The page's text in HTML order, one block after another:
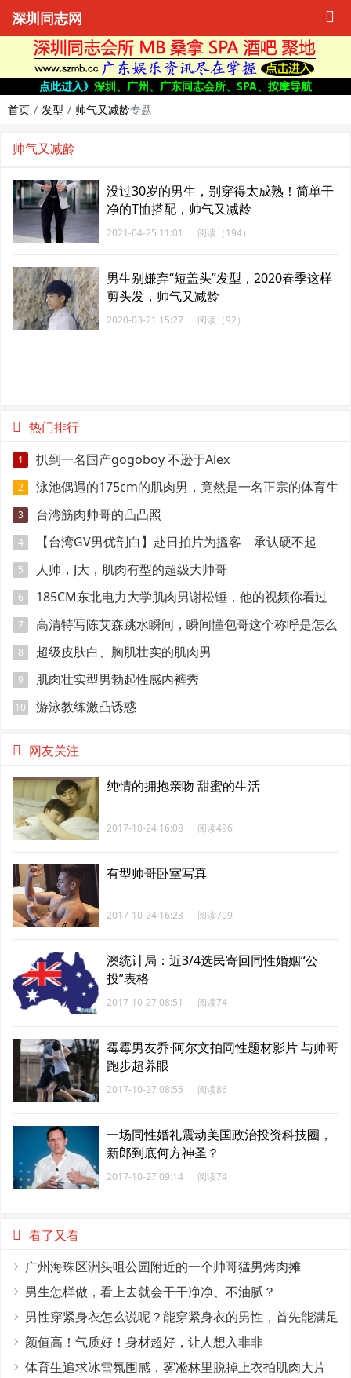
深圳同志网
点此进入》 深圳、广州、广东同志会所、SPA、按摩导航
首页
发型 帅气又减龄专题
帅气又减龄
没过30岁的男生，别穿得太成熟！简单干
净的T恤搭配，帅气又减龄
2021-04-25 11:01 阅读（194）
男生别嫌弃“短盖头”发型，2020春季这样
剪头发，帅气又减龄
2020-03-21 15:27 阅读（92）
热门排行
1 扒到一名国产gogoboy 不逊于Alex
2 泳池偶遇的175cm的肌肉男，竟然是一名正宗的体育生
3 台湾筋肉帅哥的凸凸照
4
【台湾GV男优剖白】赴日拍片为搵客 承认硬不起
来：但我还有性欲
5 人帅，J大，肌肉有型的超级大帅哥
6
185CM东北电力大学肌肉男谢松锤，他的视频你看过
吗
7
高清特写陈艾森跳水瞬间，瞬间懂包哥这个称呼是怎么
来的
8 超级皮肤白、胸肌壮实的肌肉男
9 肌肉壮实型男勃起性感内裤秀
10 游泳教练激凸诱惑
网友关注
纯情的拥抱亲吻 甜蜜的生活
2017-10-24 16:08 阅读496
有型帅哥卧室写真
2017-10-24 16:23 阅读709
澳统计局：近3/4选民寄回同性婚姻“公
投”表格
2017-10-27 08:51 阅读74
霉霉男友乔·阿尔文拍同性题材影片 与帅哥
跑步超养眼
2017-10-27 08:55 阅读86
一场同性婚礼震动美国政治投资科技圈，
新郎到底何方神圣？
2017-10-27 09:14 阅读74
看了又看
广州海珠区洲头咀公园附近的一个帅哥猛男烤肉摊
男生怎样做，看上去就会干干净净、不油腻？
男性穿紧身衣怎么说呢？能穿紧身衣的男性，首先能满足
这4个条件
颜值高！气质好！身材超好，让人想入非非
体育生追求冰雪氛围感，雾凇林里脱掉上衣拍肌肉大片